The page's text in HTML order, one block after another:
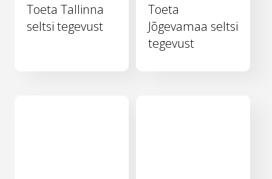
Toeta Tallinna
seltsi tegevust
Toeta
Jõgevamaa seltsi
tegevust